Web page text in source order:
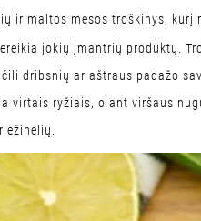
ir maltos mėsos troškinys, kurį
jokių įmantrių produktų.
dribsnių ar aštraus padažo
virtais ryžiais, o ant viršaus